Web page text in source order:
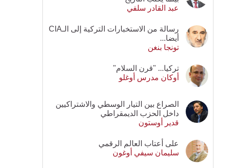
عبد القادر سلفي
رسالة من الاستخبارات التركية إلى الـCIA
أيضا...
تونجا بنغن
تركيا... "قرن السلام"
أوكان مدرس أوغلو
الصراع بين التيار الوسطي والاشتراكيين
داخل الحزب الديمقراطي
قدير أوستون
على أعتاب العالم الرقمي
سليمان سيفي أوغون